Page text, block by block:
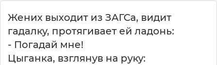
Жених выходит из ЗАГСа, видит
гадалку, протягивает ей ладонь:
- Погадай мне!
Цыганка, взглянув на руку: